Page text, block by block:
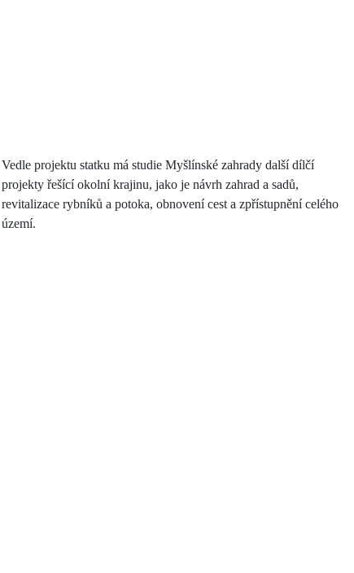
Vedle projektu statku má studie Myšlínské zahrady další dílčí
projekty řešící okolní krajinu, jako je návrh zahrad a sadů,
revitalizace rybníků a potoka, obnovení cest a zpřístupnění celého
území.